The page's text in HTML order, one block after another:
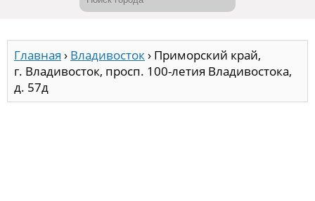
Главная › Владивосток › Приморский край,
г. Владивосток, просп. 100-летия Владивостока,
д. 57д